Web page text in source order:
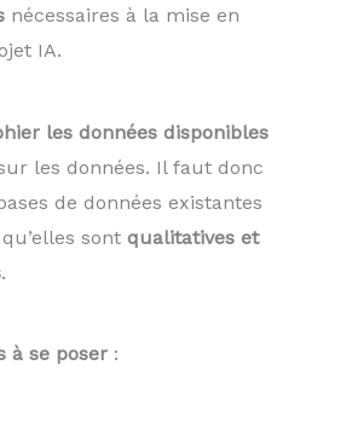
nécessaires à la mise en
IA.
les données disponibles
les données. Il faut donc
de données existantes
sont qualitatives et
.
à se poser :